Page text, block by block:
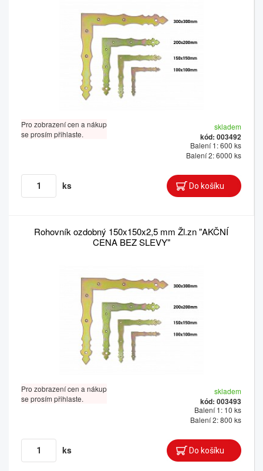
Pro zobrazení cen a nákup
se prosím přihlaste.
skladem
kód: 003492
Balení 1: 600 ks
Balení 2: 6000 ks
ks
Rohovník ozdobný 150x150x2,5 mm Žl.zn "AKČNÍ
CENA BEZ SLEVY"
Pro zobrazení cen a nákup
se prosím přihlaste.
skladem
kód: 003493
Balení 1: 10 ks
Balení 2: 800 ks
ks